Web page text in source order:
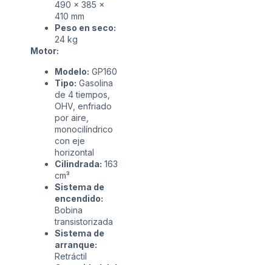
490 x 385 x
410 mm
Peso en seco:
24 kg
Motor:
Modelo: GP160
Tipo: Gasolina
de 4 tiempos,
OHV, enfriado
por aire,
monocilíndrico
con eje
horizontal
Cilindrada: 163
cm³
Sistema de
encendido:
Bobina
transistorizada
Sistema de
arranque:
Retráctil